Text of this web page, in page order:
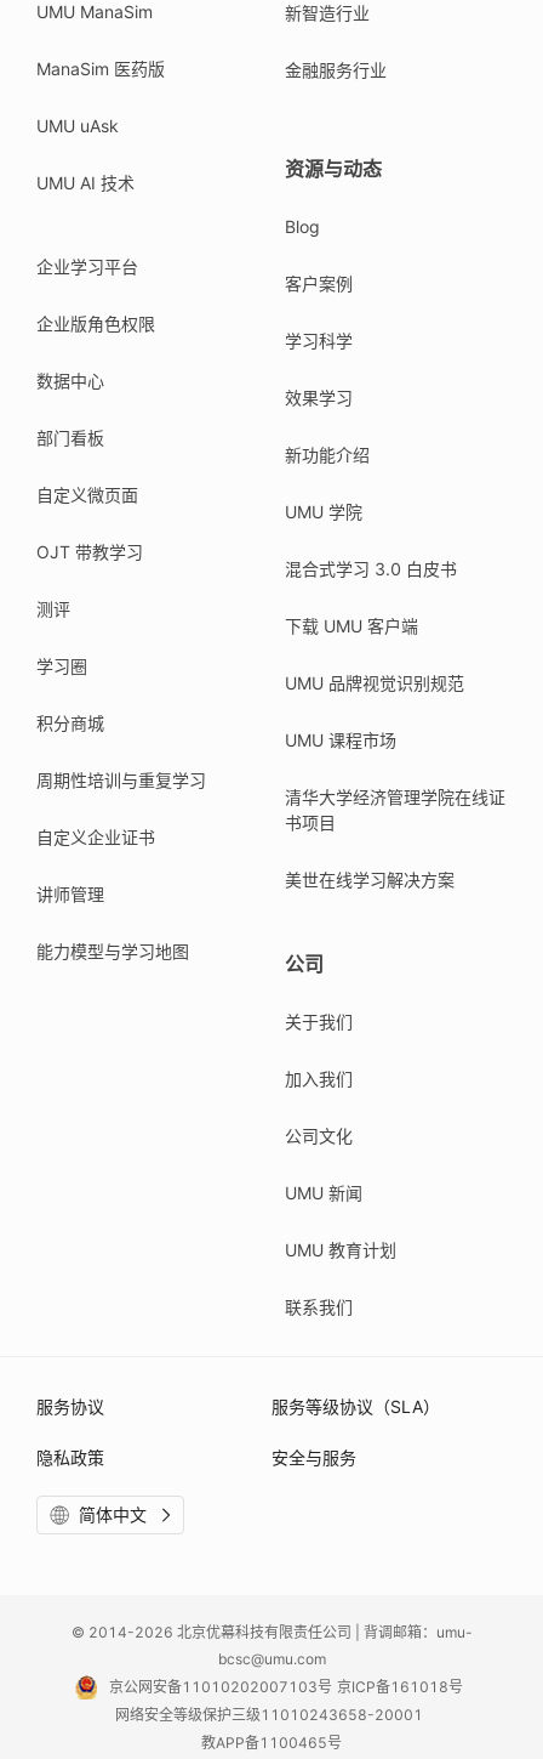
UMU ManaSim
ManaSim 医药版
UMU uAsk
UMU AI 技术
企业学习平台
企业版角色权限
数据中心
部门看板
自定义微页面
OJT 带教学习
测评
学习圈
积分商城
周期性培训与重复学习
自定义企业证书
讲师管理
能力模型与学习地图
新智造行业
金融服务行业
资源与动态
Blog
客户案例
学习科学
效果学习
新功能介绍
UMU 学院
混合式学习 3.0 白皮书
下载 UMU 客户端
UMU 品牌视觉识别规范
UMU 课程市场
清华大学经济管理学院在线证
书项目
美世在线学习解决方案
公司
关于我们
加入我们
公司文化
UMU 新闻
UMU 教育计划
联系我们
服务协议 服务等级协议（SLA）
隐私政策 安全与服务
简体中文
© 2014-2026 北京优幕科技有限责任公司 | 背调邮箱：umu-
bcsc@umu.com
京公网安备11010202007103号 京ICP备161018号
网络安全等级保护三级11010243658-20001
教APP备1100465号